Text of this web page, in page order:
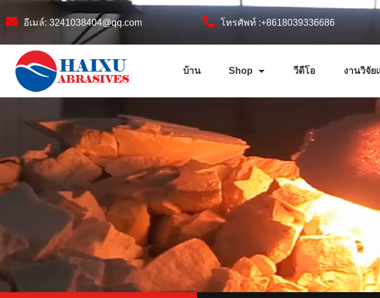
อีเมล์: 3241038404@qq.com โทรศัพท์ :+8618039336686
บ้าน Shop วีดีโอ งานวิจั